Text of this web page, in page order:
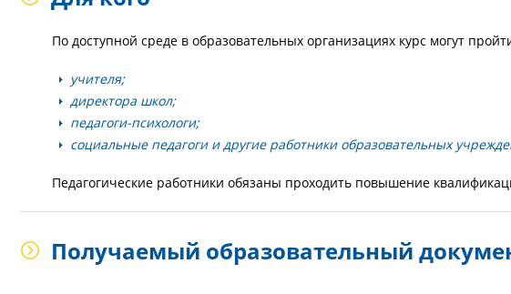
По доступной среде в образовательных организациях курс могут
учителя;
директора школ;
педагоги-психологи;
социальные педагоги и другие работники образовательных
Педагогические работники обязаны проходить повышение
Получаемый образовательный